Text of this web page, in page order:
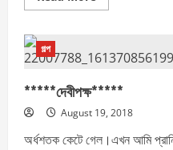
more
গল্প
*****দেবীপক্ষ*****
August 19, 2018
অর্ধশতক কেটে গেল।এখন আমি